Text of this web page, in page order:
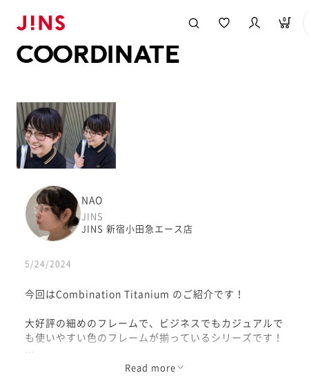
0
COORDINATE
NAO
JINS
JINS 新宿小田急エース店
5/24/2024
今回はCombination Titanium のご紹介です！
大好評の細めのフレームで、ビジネスでもカジュアルで
も使いやすい色のフレームが揃っているシリーズです！
私がかけているのはブラウンササのフレームに、ベージ
Read more